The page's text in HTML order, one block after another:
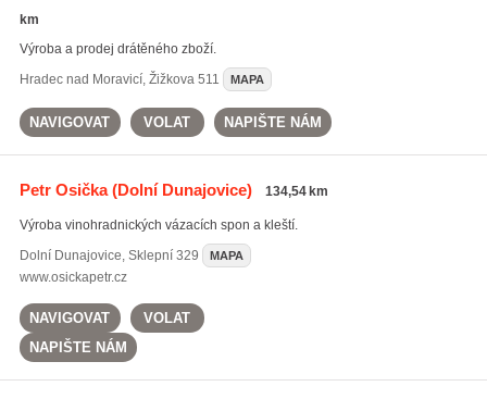
km
Výroba a prodej drátěného zboží.
Hradec nad Moravicí, Žižkova 511 MAPA
NAVIGOVAT VOLAT NAPIŠTE NÁM
Petr Osička(Dolní Dunajovice) 134,54 km
Výroba vinohradnických vázacích spon a kleští.
Dolní Dunajovice, Sklepní 329 MAPA
www.osickapetr.cz
NAVIGOVAT
VOLAT
NAPIŠTE NÁM